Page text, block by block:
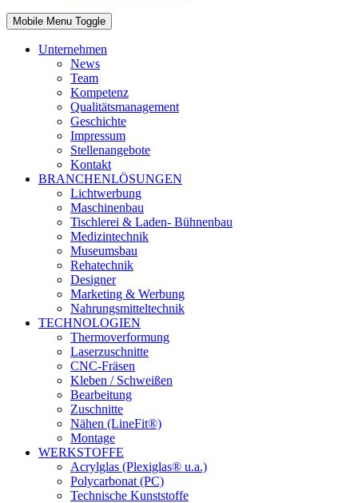
Mobile Menu Toggle
Unternehmen
News
Team
Kompetenz
Qualitätsmanagement
Geschichte
Impressum
Stellenangebote
Kontakt
BRANCHENLÖSUNGEN
Lichtwerbung
Maschinenbau
Tischlerei & Laden- Bühnenbau
Medizintechnik
Museumsbau
Rehatechnik
Designer
Marketing & Werbung
Nahrungsmitteltechnik
TECHNOLOGIEN
Thermoverformung
Laserzuschnitte
CNC-Fräsen
Kleben / Schweißen
Bearbeitung
Zuschnitte
Nähen (LineFit®)
Montage
WERKSTOFFE
Acrylglas (Plexiglas® u.a.)
Polycarbonat (PC)
Technische Kunststoffe